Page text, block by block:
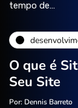
tempo de…
O que é
Seu Site
Por: Dennis Barreto